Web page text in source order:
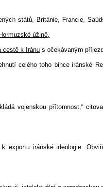
států, Británie, Francie,
Hormuzské úžině,
cestě k Iránus očekávaným
celého toho bince iránské
vojenskou přítomnost,“
exportu iránské ideologie.